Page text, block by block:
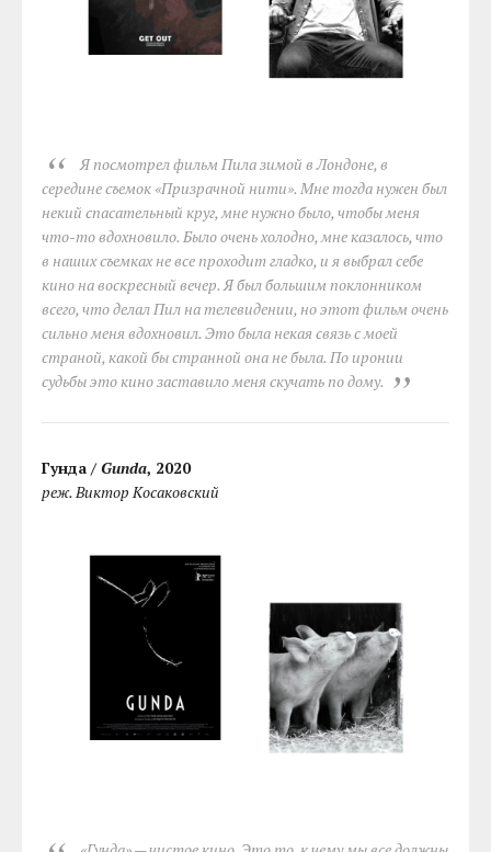
Я посмотрел фильм Пила зимой в Лондоне, в
середине съемок «Призрачной нити». Мне тогда нужен был
некий спасательный круг, мне нужно было, чтобы меня
что-то вдохновило. Было очень холодно, мне казалось, что
в наших съемках не все проходит гладко, и я выбрал себе
кино на воскресный вечер. Я был большим поклонником
всего, что делал Пил на телевидении, но этот фильм очень
сильно меня вдохновил. Это была некая связь с моей
страной, какой бы странной она не была. По иронии
судьбы это кино заставило меня скучать по дому.
Гунда /Gunda, 2020
реж. Виктор Косаковский